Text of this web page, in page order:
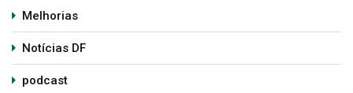
Melhorias
Notícias DF
podcast